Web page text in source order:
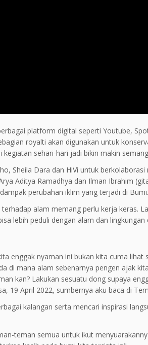
platform digital seperti Youtube,
royalti akan digunakan untuk
sehari-hari jadi bikin makin
Sheila Dara dan HiVi untuk berkolaborasi
Aditya Ramadhya dan Ilman Ibrahim
perubahan iklim yang terjadi di Bumi.
alam memang perlu kerja keras.
lebih peduli dengan alam dan lingkungan
enggak nyaman ini bukan kita cuma lihat
di mana alam sebenarnya pengen ajak
kan? Lakukan sesuatu dong supaya
19 April 2022, sumbernya aku baca di
kalangan serta mencari inspirasi
teman semua untuk ikut